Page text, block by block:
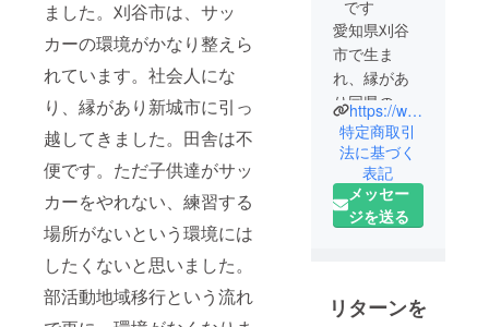
ました。刈谷市は、サッ
カーの環境がかなり整えら
れています。社会人にな
り、縁があり新城市に引っ
越してきました。田舎は不
便です。ただ子供達がサッ
カーをやれない、練習する
場所がないという環境には
したくないと思いました。
部活動地域移行という流れ
です
愛知県刈谷
市で生ま
れ、縁があ
り同県の新
城市に移住
し、田舎で
農業をやっ
ています。
部活動地域
カーをやれ
る環境がな
https://www.instagram.com/shinshiro.ss?igsh=MXRnb2tqOTBrOHM5eg==
特定商取引
法に基づく
表記
メッセー
ジを送る
リターンを